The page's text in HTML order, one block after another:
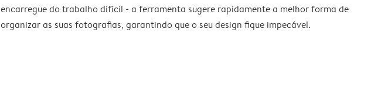
encarregue do trabalho difícil - a ferramenta sugere rapidamente a melhor forma de
organizar as suas fotografias, garantindo que o seu design fique impecável.